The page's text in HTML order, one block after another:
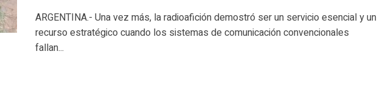
ARGENTINA.- Una vez más, la radioafición demostró ser un servicio esencial y un
recurso estratégico cuando los sistemas de comunicación convencionales
fallan...